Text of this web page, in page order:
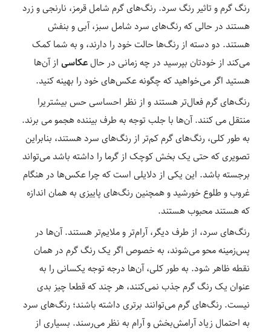
رنگ گرم و تاثیر رنگ سرد. رنگ‌های گرم شامل قرمز، نارنجی و زرد
هستند در حالی که رنگ‌های سرد شامل سبز، آبی و بنفش
هستند. دو دسته از رنگ‌ها حالت خود را دارند، و به شما کمک
می‌کند از خودتان بپرسید در چه زمانی در حالعکاسیاز آن‌ها
هستید اگر می‌خواهید که چگونه عکس‌های خود را بهینه کنید.
رنگ‌های گرم فعال‌تر هستند و از نظر احساسی حس بیشتریرا
منتقل می کنند. آن‌ها با جلب توجه به طرف بیننده هجمو می برند.
به طور کلی، رنگ‌های گرم کم‌تر از رنگ‌های سرد هستند، بنابراین
تصویری که حتی یک بخش کوچک از گرما را داشته باشد می‌تواند
برجسته باشد. این یکی از دلایلی است که چرا عکس‌ها در هنگام
غروب و طلوع خورشید و همچنین رنگ‌های پاییزی به همان اندازه
که هستند محبوب هستند.
رنگ‌های سرد، از طرف دیگر، آرام‌تر و ملایم‌تر هستند. آن‌ها در
پس‌زمینه محو می‌شوند، به خصوص اگر یک رنگ گرم در همان
نقطه ظاهر شود. به طور کلی، آن‌ها درجه توجه یکسانی را به
عنوان یک رنگ گرم جذب نمی‌کنند، هر چند که قطعا چیز بدی
نیست. رنگ‌های گرم می‌توانند برتری داشته باشند؛ رنگ‌های سرد
به احتمال زیاد آرامش‌بخش و آرام به نظر می‌رسند. بسیاری از